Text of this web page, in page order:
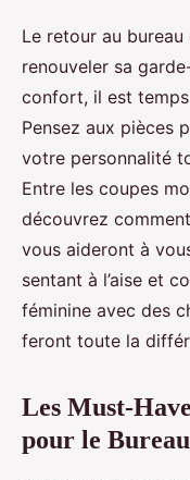
Les
Féminine
Bureau
Maria• 28 octobre
Le retour au
renouveler sa
confort, il est
Pensez aux pièces
votre personnalité
Entre les coupes
découvrez
vous aideront à
sentant à l’aise et
féminine avec des
feront toute la
Les Must-
pour le Bureau